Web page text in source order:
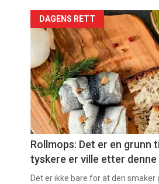
Artikler
detail
-
section
11
Ukens
vin
DAGENS RETT
Rollmops: Det er en grunn
tyskere er ville etter
Det er ikke bare for at den smaker